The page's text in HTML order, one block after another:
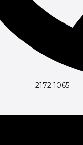
2172 1065